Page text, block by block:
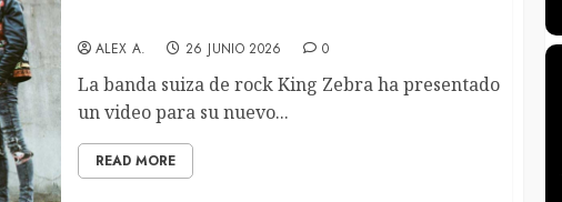
ALEX A. 26 JUNIO 2026 0
La banda suiza de rock King Zebra ha presentado
un video para su nuevo...
READ MORE